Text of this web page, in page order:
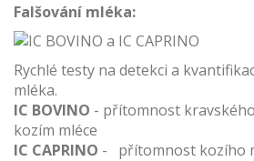
Falšování mléka:
Rychlé testy na detekci a
mléka.
IC BOVINO - přítomnost
kozím mléce
IC CAPRINO - přítomnost kozího